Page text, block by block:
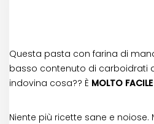
Questa pasta con farina di
basso contenuto di carboidrati a
indovina cosa?? È MOLTO
Niente più ricette sane e noiose.